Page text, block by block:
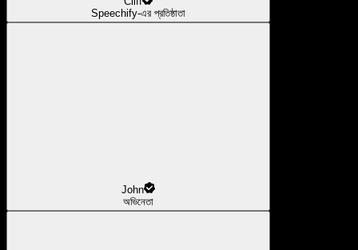
Speechify-এর প্রতিষ্ঠাতা
John
অভিনেতা